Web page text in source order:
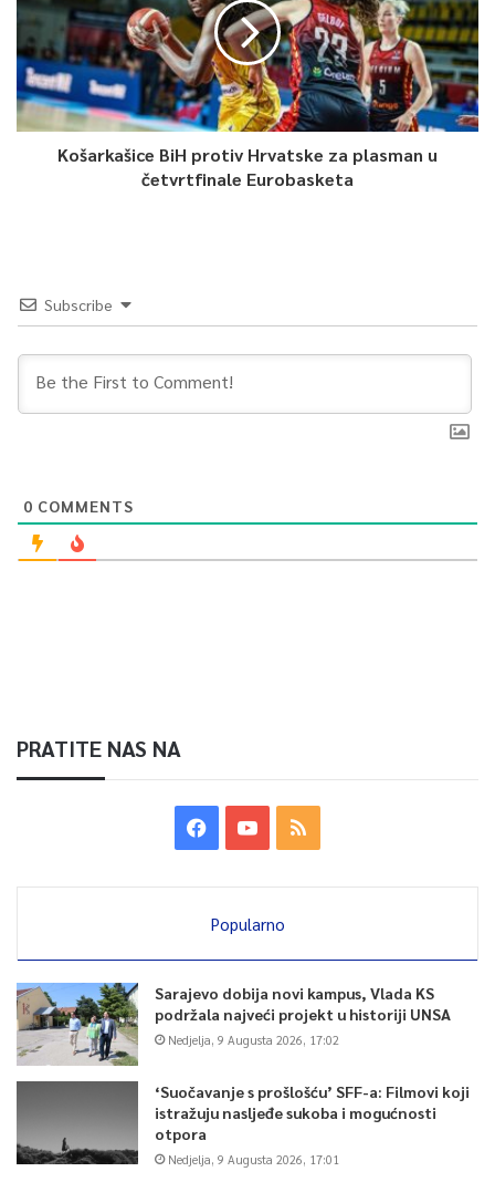
Košarkašice BiH protiv Hrvatske za plasman u
četvrtfinale Eurobasketa
Subscribe
0 COMMENTS
PRATITE NAS NA
Popularno
Sarajevo dobija novi kampus, Vlada KS
podržala najveći projekt u historiji UNSA
Nedjelja, 9 Augusta 2026, 17:02
‘Suočavanje s prošlošću’ SFF-a: Filmovi koji
istražuju nasljeđe sukoba i mogućnosti
otpora
Nedjelja, 9 Augusta 2026, 17:01